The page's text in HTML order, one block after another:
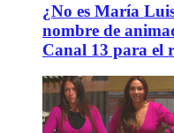
¿No es María
nombre de
Canal 13 para el